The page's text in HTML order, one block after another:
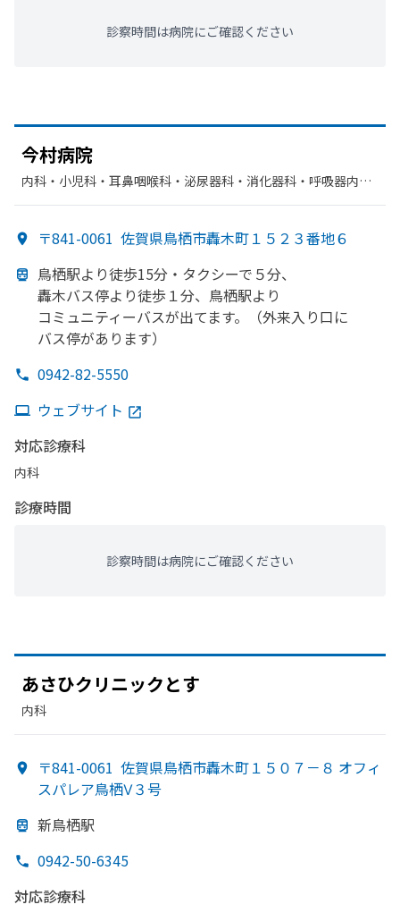
診察時間は病院にご確認ください
今村病院
内科・​小児科・​耳鼻咽喉科・​泌尿器科・​消化器科・​呼吸器内
リテーション・​婦人科・​放射線科・​神経内科・​呼吸器科・​麻酔
救急科・​美容皮膚科
〒841-0061 佐賀県鳥栖市轟木町１５２３番地６
鳥栖駅より徒歩15分・タクシーで ５分、
轟木バス停より徒歩１分、 鳥栖駅より
コミュニティーバスが出てます。
（外来入り口に
バス停があります）
0942-82-5550
ウェブサイト
対応診療科
内科
診療時間
診察時間は病院にご確認ください
あさひクリニックとす
内科
〒841-0061 佐賀県鳥栖市轟木町１５０７－８ オフィ
スパレア鳥栖Ⅴ３号
新鳥栖駅
0942-50-6345
対応診療科